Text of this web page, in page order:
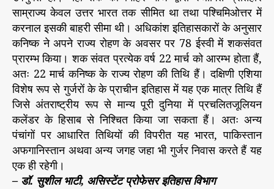
साम्राज्य केवल उत्तर भारत तक सीमित था तथा पश्चिमिओत्तर में
करनाल इसकी बाहरी सीमा थी। अधिकांश इतिहासकारों के अनुसार
कनिष्क ने अपने राज्य रोहण के अवसर पर 78 ईस्वी में शकसंवत
प्रारम्भ किया। शक संवत प्रत्येक वर्ष 22 मार्च को आरम्भ होता हैं,
अतः 22 मार्च कनिष्क के राज्य रोहण की तिथि हैं। दक्षिणी एशिया
विशेष रूप से गुर्जरों के के प्राचीन इतिहास में यह एक मात्र तिथि हैं
जिसे अंतराष्ट्रीय रूप से मान्य पूरी दुनिया में प्रचलितजूलियन
कलेंडर के हिसाब से निश्चित किया जा सकता हैं। अतः अन्य
पंचांगों पर आधारित तिथियों की विपरीत यह भारत, पाकिस्तान
अफगानिस्तान अथवा अन्य जगह जहा भी गुर्जर निवास करते हैं यह
एक ही रहेगी।
– डॉ. सुशील भाटी, असिस्टेंट प्रोफेसर इतिहास विभाग